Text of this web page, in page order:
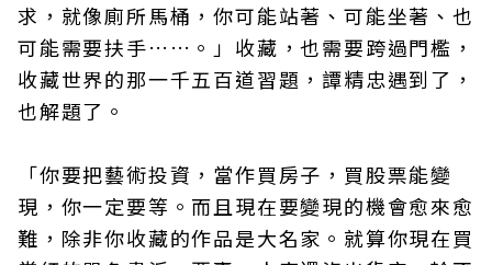
求，就像廁所馬桶，你可能站著、可能坐著、也
可能需要扶手……。」收藏，也需要跨過門檻，
收藏世界的那一千五百道習題，譚精忠遇到了，
也解題了。
「你要把藝術投資，當作買房子，買股票能變
現，你一定要等。而且現在要變現的機會愈來愈
難，除非你收藏的作品是大名家。就算你現在買